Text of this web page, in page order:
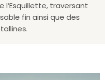
l’Esquillette, traversant
fin ainsi que des